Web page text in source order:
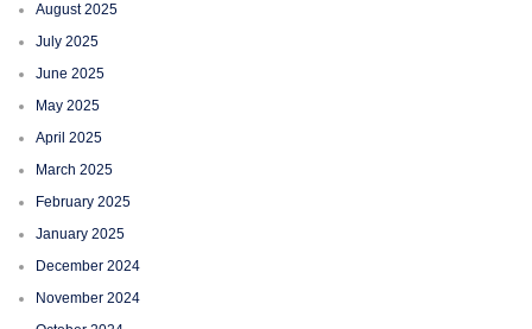
August 2025
July 2025
June 2025
May 2025
April 2025
March 2025
February 2025
January 2025
December 2024
November 2024